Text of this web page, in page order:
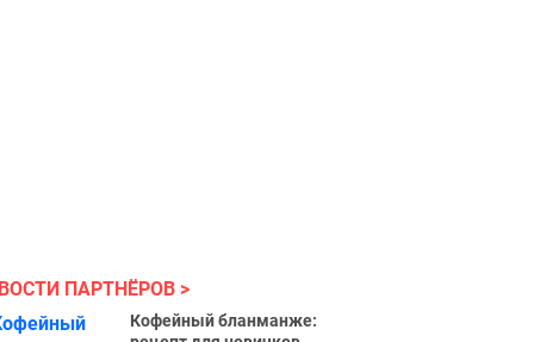
ПАРТНЁРОВ
Кофейный бланманже: